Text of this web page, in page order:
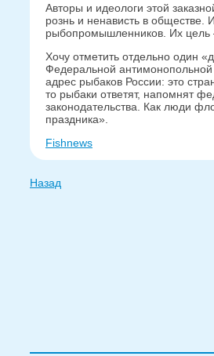
Авторы и идеологи этой
рознь и ненависть в обществе.
рыбопромышленников. Их цель
Хочу отметить отдельно один
Федеральной
адрес рыбаков России: это
то рыбаки ответят, напомнят
законодательства. Как люди
праздника».
Fishnews
Назад